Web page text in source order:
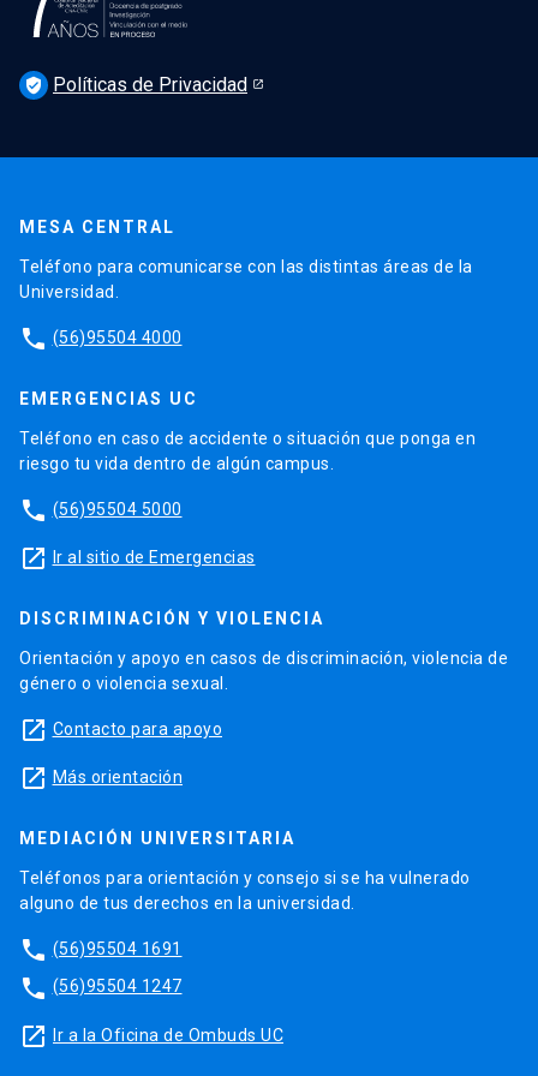
Derecho UC en los medios
Newsletter Derecho UC 360
verified_user Políticas de Privacidad
MESA CENTRAL
Teléfono para comunicarse con las distintas áreas de la
Universidad.
phone (56)95504 4000
EMERGENCIAS UC
Teléfono en caso de accidente o situación que ponga en
riesgo tu vida dentro de algún campus.
phone (56)95504 5000
launch Ir al sitio de Emergencias
DISCRIMINACIÓN Y VIOLENCIA
Orientación y apoyo en casos de discriminación, violencia de
género o violencia sexual.
launch Contacto para apoyo
launch Más orientación
MEDIACIÓN UNIVERSITARIA
Teléfonos para orientación y consejo si se ha vulnerado
alguno de tus derechos en la universidad.
phone (56)95504 1691
phone (56)95504 1247
launch Ir a la Oficina de Ombuds UC